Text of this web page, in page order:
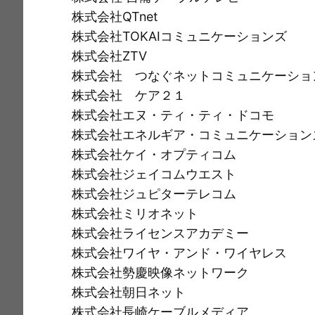
株式会社QTnet
株式会社TOKAIコミュニケーションズ
株式会社ZTV
株式会社 つなぐネットコミュニケーショ
株式会社 ケア２１
株式会社エヌ・ティ・ティ・ドコモ
株式会社エネルギア・コミュニケーション
株式会社ケイ・オプティコム
株式会社ジェイコムウエスト
株式会社ジュピターテレコム
株式会社ミリオネット
株式会社ライセンスアカデミー
株式会社ワイヤ・アンド・ワイヤレス
株式会社勢慶映像ネットワーク
株式会社朝日ネット
株式会社長崎ケーブルメディア